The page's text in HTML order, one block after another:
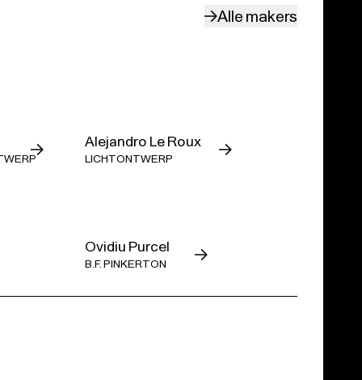
zelfs Japanse klanken en instrumenten in
Rhin, Straatsburg (2021).
zelfdoding en heb je nood aan een gesprek?
Alle makers
Alejandro Le Roux
LICHTONTWERP
Ovidiu Purcel
B.F. PINKERTON